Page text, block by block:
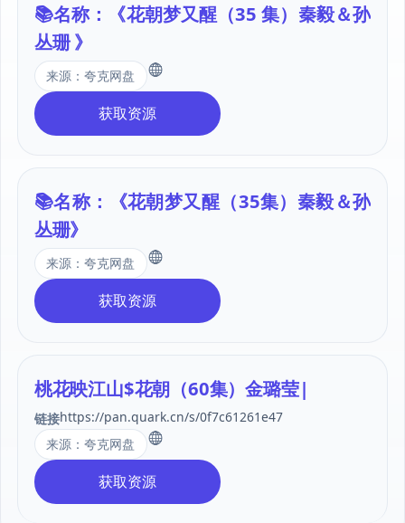
📚名称：《花朝梦又醒（35 集）秦毅＆孙
丛珊 》
来源：夸克网盘
获取资源
📚名称：《花朝梦又醒（35集）秦毅＆孙
丛珊》
来源：夸克网盘
获取资源
桃花映江山$花朝（60集）金璐莹|
链接https://pan.quark.cn/s/0f7c61261e47
来源：夸克网盘
获取资源